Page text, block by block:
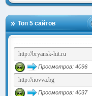
Топ 5 сайтов
Просмотров: 4096
Просмотров: 4037